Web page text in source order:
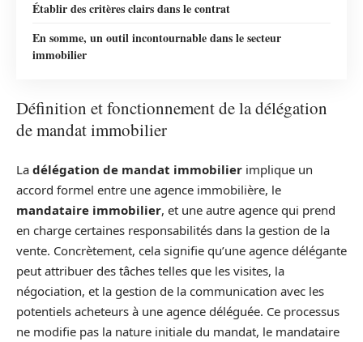
Établir des critères clairs dans le contrat
En somme, un outil incontournable dans le secteur
immobilier
Définition et fonctionnement de la délégation
de mandat immobilier
La délégation de mandat immobilier implique un
accord formel entre une agence immobilière, le
mandataire immobilier, et une autre agence qui prend
en charge certaines responsabilités dans la gestion de la
vente. Concrètement, cela signifie qu’une agence délégante
peut attribuer des tâches telles que les visites, la
négociation, et la gestion de la communication avec les
potentiels acheteurs à une agence déléguée. Ce processus
ne modifie pas la nature initiale du mandat, le mandataire